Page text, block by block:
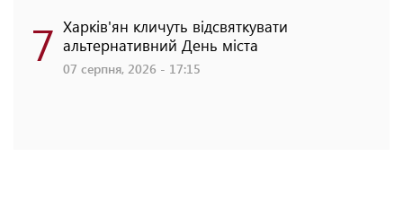
7 Харків'ян кличуть відсвяткувати
альтернативний День міста
07 серпня, 2026 - 17:15